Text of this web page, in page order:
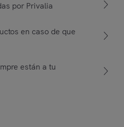
por Privalia
en caso de que
están a tu